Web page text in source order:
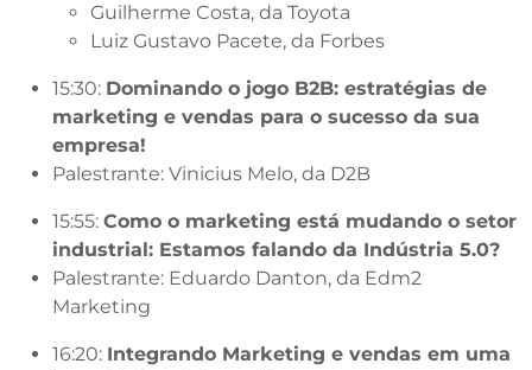
Guilherme Costa, da Toyota
Luiz Gustavo Pacete, da Forbes
15:30: Dominando o jogo B2B: estratégias de
marketing e vendas para o sucesso da sua
empresa!
Palestrante: Vinicius Melo, da D2B
15:55: Como o marketing está mudando o setor
industrial: Estamos falando da Indústria 5.0?
Palestrante: Eduardo Danton, da Edm2
Marketing
16:20: Integrando Marketing e vendas em uma